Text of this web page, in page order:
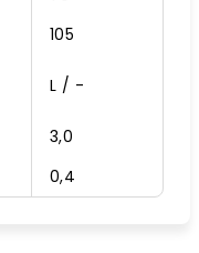
105
L / -
3,0
0,4